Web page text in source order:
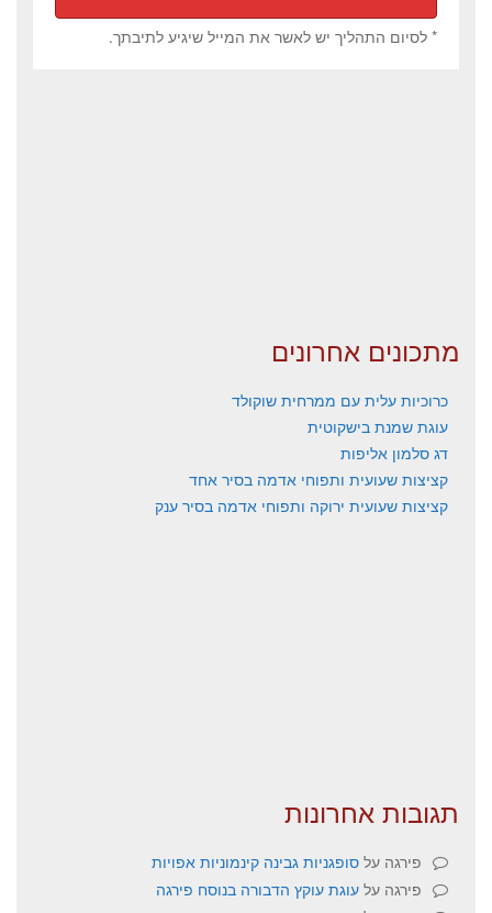
* לסיום התהליך יש לאשר את המייל שיגיע לתיבתך.
מתכונים אחרונים
כרוכיות עלית עם ממרחית שוקולד
עוגת שמנת בישקוטית
דג סלמון אליפות
קציצות שעועית ותפוחי אדמה בסיר אחד
קציצות שעועית ירוקה ותפוחי אדמה בסיר ענק
תגובות אחרונות
פירגה על סופגניות גבינה קינמוניות אפויות
פירגה על עוגת עוקץ הדבורה בנוסח פירגה